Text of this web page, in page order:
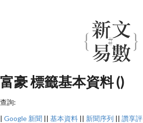
富豪 標籤基本資料 ()
查詢:
| Google 新聞 || 基本資料 || 新聞序列 || 讚享評